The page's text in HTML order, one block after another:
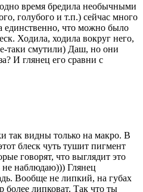
время бредила необычными
голубого и т.п.) сейчас много
единственно, что можно было
Ходила, ходила вокруг него,
таки смутили) Даш, но они
И глянец его сравни с
так видны только на макро. В
блеск чуть тушит пигмент
говорят, что выглядит это
наблюдаю))) Глянец
Вообще не липкий, на губах
липковат. Так что ты